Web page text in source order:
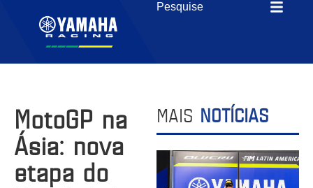
MotoGP na
Ásia: nova
etapa do
MAIS NOTÍCIAS